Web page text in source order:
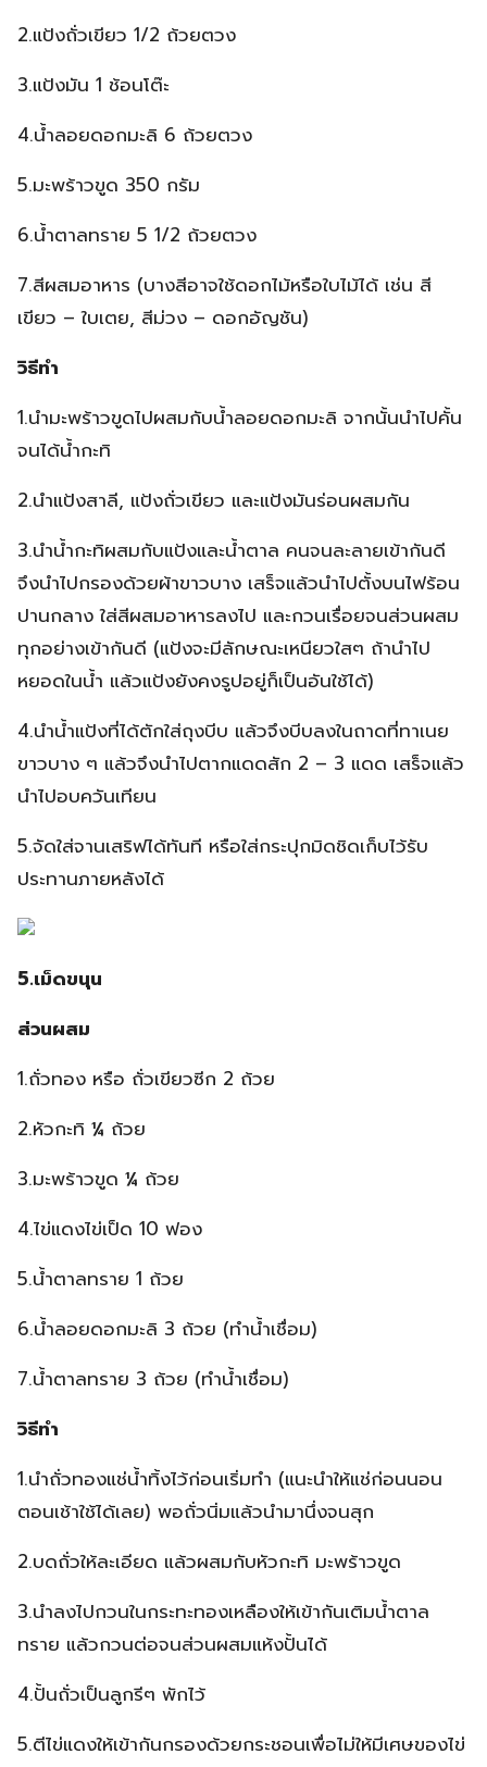
2.แป้งถั่วเขียว 1/2 ถ้วยตวง
3.แป้งมัน 1 ช้อนโต๊ะ
4.น้ำลอยดอกมะลิ 6 ถ้วยตวง
5.มะพร้าวขูด 350 กรัม
6.น้ำตาลทราย 5 1/2 ถ้วยตวง
7.สีผสมอาหาร (บางสีอาจใช้ดอกไม้หรือใบไม้ได้ เช่น สี
เขียว – ใบเตย, สีม่วง – ดอกอัญชัน)
วิธีทำ
1.นำมะพร้าวขูดไปผสมกับน้ำลอยดอกมะลิ จากนั้นนำไปคั้น
จนได้น้ำกะทิ
2.นำแป้งสาลี, แป้งถั่วเขียว และแป้งมันร่อนผสมกัน
3.นำน้ำกะทิผสมกับแป้งและน้ำตาล คนจนละลายเข้ากันดี
จึงนำไปกรองด้วยผ้าขาวบาง เสร็จแล้วนำไปตั้งบนไฟร้อน
ปานกลาง ใส่สีผสมอาหารลงไป และกวนเรื่อยจนส่วนผสม
ทุกอย่างเข้ากันดี (แป้งจะมีลักษณะเหนียวใสๆ ถ้านำไป
หยอดในน้ำ แล้วแป้งยังคงรูปอยู่ก็เป็นอันใช้ได้)
4.นำน้ำแป้งที่ได้ตักใส่ถุงบีบ แล้วจึงบีบลงในถาดที่ทาเนย
ขาวบาง ๆ แล้วจึงนำไปตากแดดสัก 2 – 3 แดด เสร็จแล้ว
นำไปอบควันเทียน
5.จัดใส่จานเสริฟได้ทันที หรือใส่กระปุกมิดชิดเก็บไว้รับ
ประทานภายหลังได้
5.เม็ดขนุน
ส่วนผสม
1.ถั่วทอง หรือ ถั่วเขียวซีก 2 ถ้วย
2.หัวกะทิ ¼ ถ้วย
3.มะพร้าวขูด ¼ ถ้วย
4.ไข่แดงไข่เป็ด 10 ฟอง
5.น้ำตาลทราย 1 ถ้วย
6.น้ำลอยดอกมะลิ 3 ถ้วย (ทำน้ำเชื่อม)
7.น้ำตาลทราย 3 ถ้วย (ทำน้ำเชื่อม)
วิธีทำ
1.นำถั่วทองแช่น้ำทิ้งไว้ก่อนเริ่มทำ (แนะนำให้แช่ก่อนนอน
ตอนเช้าใช้ได้เลย) พอถั่วนิ่มแล้วนำมานึ่งจนสุก
2.บดถั่วให้ละเอียด แล้วผสมกับหัวกะทิ มะพร้าวขูด
3.นำลงไปกวนในกระทะทองเหลืองให้เข้ากันเติมน้ำตาล
ทราย แล้วกวนต่อจนส่วนผสมแห้งปั้นได้
4.ปั้นถั่วเป็นลูกรีๆ พักไว้
5.ตีไข่แดงให้เข้ากันกรองด้วยกระชอนเพื่อไม่ให้มีเศษของไข่